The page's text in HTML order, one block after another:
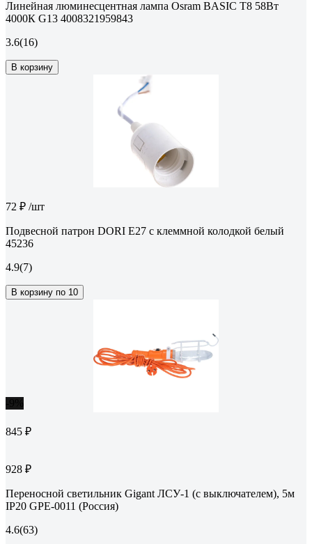
Линейная люминесцентная лампа Osram BASIC T8 58Вт
4000К G13 4008321959843
3.6(16)
В корзину
72 ₽ /шт
Подвесной патрон DORI Е27 с клеммной колодкой белый
45236
4.9(7)
В корзину по 10
845 ₽
928 ₽
Переносной светильник Gigant ЛСУ-1 (с выключателем), 5м
IP20 GPE-0011 (Россия)
4.6(63)